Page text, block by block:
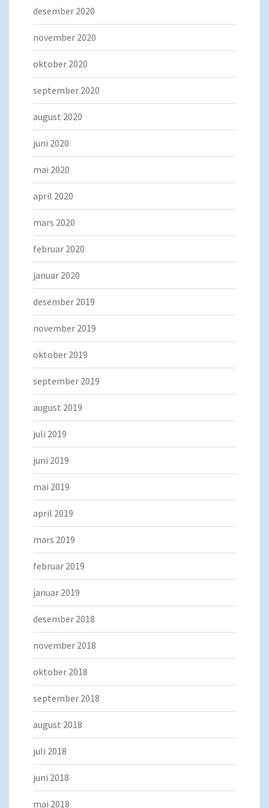
desember 2020
november 2020
oktober 2020
september 2020
august 2020
juni 2020
mai 2020
april 2020
mars 2020
februar 2020
januar 2020
desember 2019
november 2019
oktober 2019
september 2019
august 2019
juli 2019
juni 2019
mai 2019
april 2019
mars 2019
februar 2019
januar 2019
desember 2018
november 2018
oktober 2018
september 2018
august 2018
juli 2018
juni 2018
mai 2018